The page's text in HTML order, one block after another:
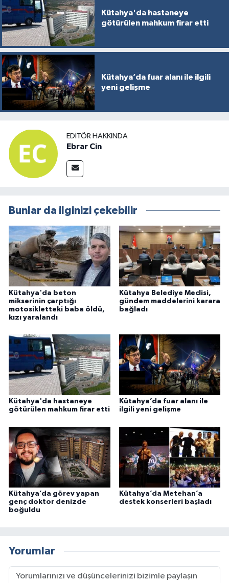
Kütahya'da hastaneye
götürülen mahkum firar etti
Kütahya’da fuar alanı ile ilgili
yeni gelişme
EDITÖR HAKKINDA
Ebrar Cin
Bunlar da ilginizi çekebilir
Kütahya'da beton
mikserinin çarptığı
motosikletteki baba öldü,
kızı yaralandı
Kütahya Belediye Meclisi,
gündem maddelerini karara
bağladı
Kütahya'da hastaneye
götürülen mahkum firar etti
Kütahya’da fuar alanı ile
ilgili yeni gelişme
Kütahya’da görev yapan
genç doktor denizde
boğuldu
Kütahya’da Metehan’a
destek konserleri başladı
Yorumlar